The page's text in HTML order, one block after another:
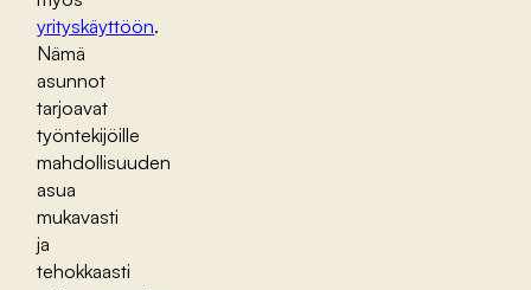
yrityskäyttöön.
Nämä
asunnot
tarjoavat
työntekijöille
mahdollisuuden
asua
mukavasti
ja
tehokkaasti